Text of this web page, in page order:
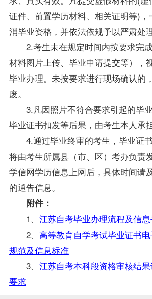
证件、前置学历材料、相关证明等)，
消毕业资格，并依法依规予以严肃处理
2.考生未在规定时间内按要求完
材料图片上传、毕业申请提交等），
毕业办理。未按要求进行现场确认的
废。
3.凡因照片不符合要求引起的毕
毕业证书扣发等后果，由考生本人承担
4.通过毕业终审的考生，毕业证
将由考生所属县（市、区）考办负责
学信网学历信息上网后，具体时间请
的通告信息。
附件：
1、 江苏自考毕业办理流程及信
2、 高等教育自学考试毕业证书
规范及信息标准
3、 江苏自考本科段资格审核结
要求